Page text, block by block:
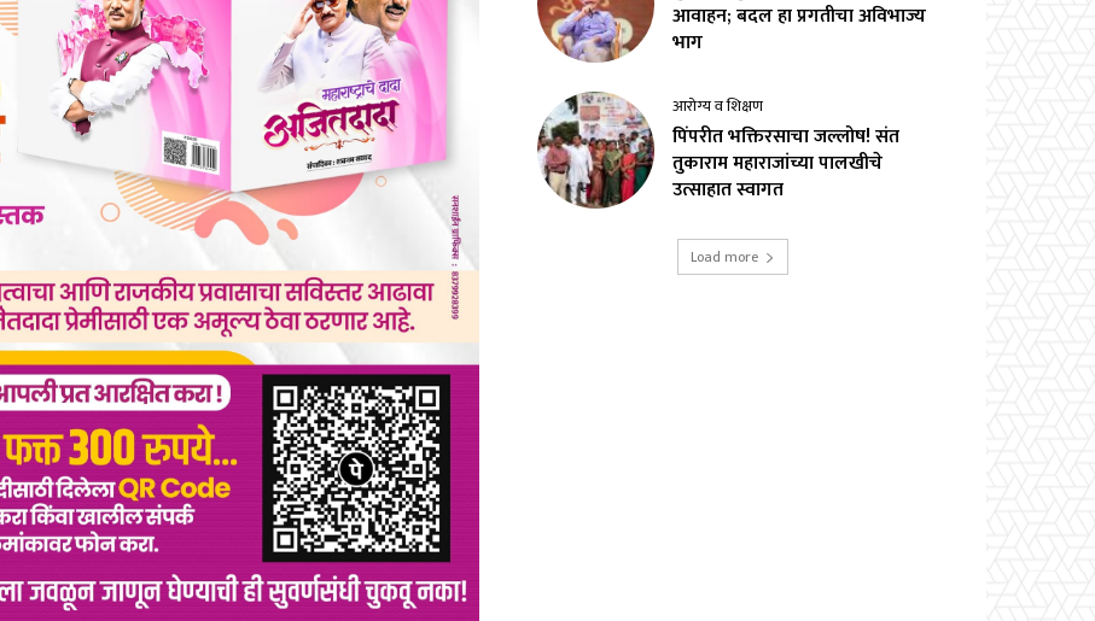
आवाहन; बदल हा प्रगतीचा अविभाज्य
भाग
आरोग्य व शिक्षण
पिंपरीत भक्तिरसाचा जल्लोष! संत
तुकाराम महाराजांच्या पालखीचे
उत्साहात स्वागत
Load more